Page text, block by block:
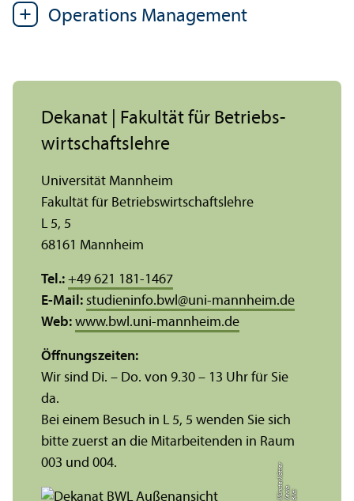
Operations Management
Bil
d:
X
e
ni
aM
ü
n
s
te
r
k
ö
t
t
e
r
Dekanat | Fakultät für Betriebs­
wirtschafts­lehre
Universität Mannheim
Fakultät für Betriebs­wirtschafts­lehre
L 5, 5
68161 Mannheim
Tel.: +49 621 181-1467
E-Mail: studieninfo.bwl @uni-mannheim.de
Web: www.bwl.uni-mannheim.de
Öffnungs­zeiten:
Wir sind Di. – Do. von 9.30 – 13 Uhr für Sie
da.
Bei einem Besuch in L 5, 5 wenden Sie sich
bitte zuerst an die Mitarbeitenden in Raum
003 und 004.